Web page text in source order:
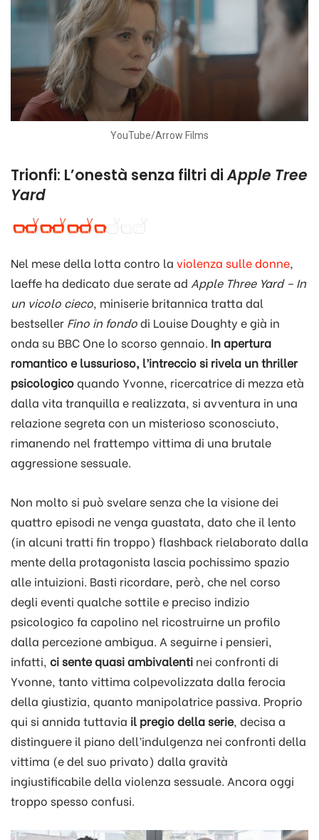
YouTube/Arrow Films
Trionfi: L’onestà senza filtri diApple Tree
Yard
Nel mese della lotta contro la violenza sulle donne,
laeffe ha dedicato due serate ad Apple Three Yard – In
un vicolo cieco, miniserie britannica tratta dal
bestseller Fino in fondodi Louise Doughty e già in
onda su BBC One lo scorso gennaio. In apertura
romantico e lussurioso, l’intreccio si rivela un thriller
psicologicoquando Yvonne, ricercatrice di mezza età
dalla vita tranquilla e realizzata, si avventura in una
relazione segreta con un misterioso sconosciuto,
rimanendo nel frattempo vittima di una brutale
aggressione sessuale.
Non molto si può svelare senza che la visione dei
quattro episodi ne venga guastata, dato che il lento
(in alcuni tratti fin troppo) flashback rielaborato dalla
mente della protagonista lascia pochissimo spazio
alle intuizioni. Basti ricordare, però, che nel corso
degli eventi qualche sottile e preciso indizio
psicologico fa capolino nel ricostruirne un profilo
dalla percezione ambigua. A seguirne i pensieri,
infatti, ci sente quasi ambivalenti nei confronti di
Yvonne, tanto vittima colpevolizzata dalla ferocia
della giustizia, quanto manipolatrice passiva. Proprio
qui si annida tuttavia il pregio della serie, decisa a
distinguere il piano dell’indulgenza nei confronti della
vittima (e del suo privato) dalla gravità
ingiustificabile della violenza sessuale. Ancora oggi
troppo spesso confusi.